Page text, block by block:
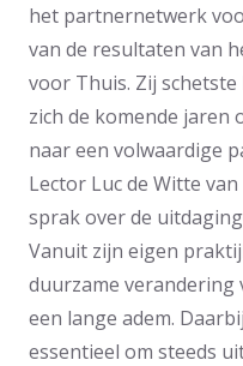
het partnernetwerk
van de resultaten van
voor Thuis. Zij
zich de komende
naar een volwaardige
Lector Luc de Witte
sprak over de
Vanuit zijn eigen
duurzame verandering
een lange adem.
essentieel om steeds